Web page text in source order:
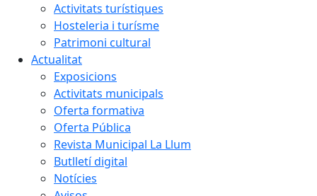
Activitats turístiques
Hosteleria i turísme
Patrimoni cultural
Actualitat
Exposicions
Activitats municipals
Oferta formativa
Oferta Pública
Revista Municipal La Llum
Butlletí digital
Notícies